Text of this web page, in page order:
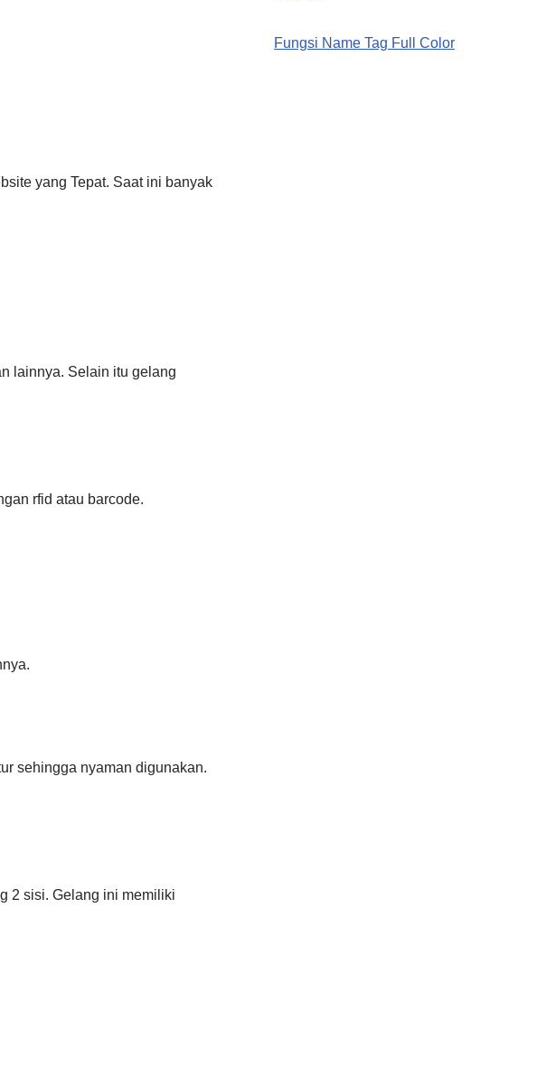
yang Tepat. Saat ini banyak
lainnya. Selain itu gelang
rfid atau barcode.
sehingga nyaman digunakan.
2 sisi. Gelang ini memiliki
Fungsi Name Tag Full Color